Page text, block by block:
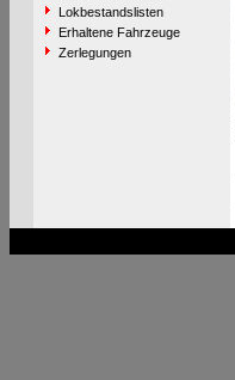
Lokbestandslisten
Erhaltene Fahrzeuge
Zerlegungen